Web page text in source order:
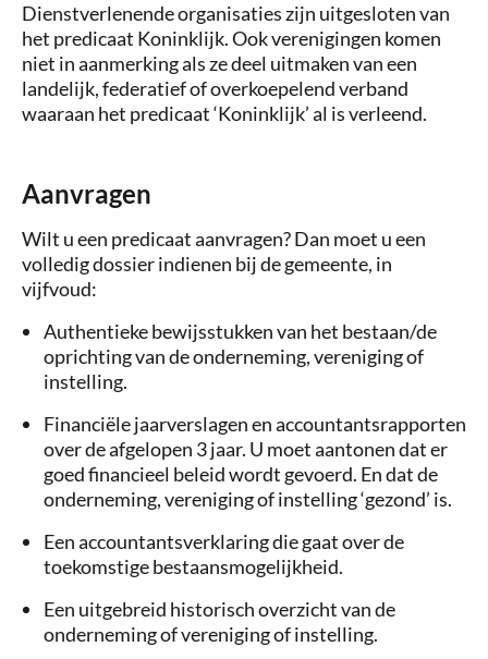
Dienstverlenende organisaties zijn uitgesloten van
het predicaat Koninklijk. Ook verenigingen komen
niet in aanmerking als ze deel uitmaken van een
landelijk, federatief of overkoepelend verband
waaraan het predicaat ‘Koninklijk’ al is verleend.
Aanvragen
Wilt u een predicaat aanvragen? Dan moet u een
volledig dossier indienen bij de gemeente, in
vijfvoud:
Authentieke bewijsstukken van het bestaan/de
oprichting van de onderneming, vereniging of
instelling.
Financiële jaarverslagen en accountantsrapporten
over de afgelopen 3 jaar. U moet aantonen dat er
goed financieel beleid wordt gevoerd. En dat de
onderneming, vereniging of instelling ‘gezond’ is.
Een accountantsverklaring die gaat over de
toekomstige bestaansmogelijkheid.
Een uitgebreid historisch overzicht van de
onderneming of vereniging of instelling.